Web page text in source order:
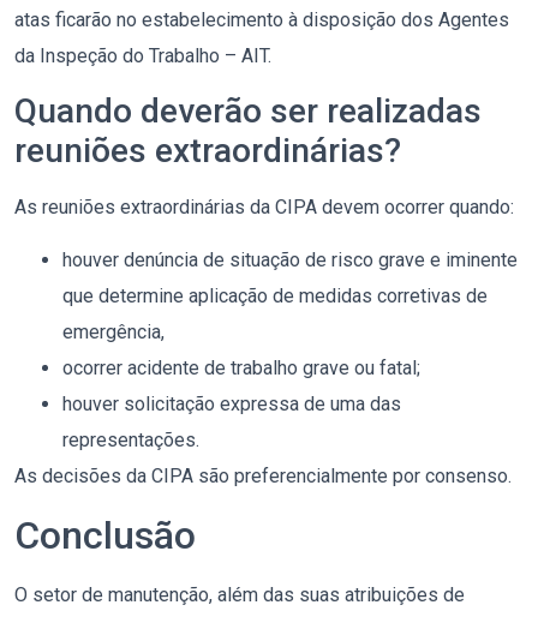
atas ficarão no estabelecimento à disposição dos Agentes
da Inspeção do Trabalho – AIT.
Quando deverão ser realizadas
reuniões extraordinárias?
As reuniões extraordinárias da CIPA devem ocorrer quando:
houver denúncia de situação de risco grave e iminente
que determine aplicação de medidas corretivas de
emergência,
ocorrer acidente de trabalho grave ou fatal;
houver solicitação expressa de uma das
representações.
As decisões da CIPA são preferencialmente por consenso.
Conclusão
O setor de manutenção, além das suas atribuições de